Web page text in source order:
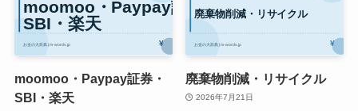
moomoo・Paypay証券・
SBI・楽天
廃棄物削減・リサイクル
2026年7月21日